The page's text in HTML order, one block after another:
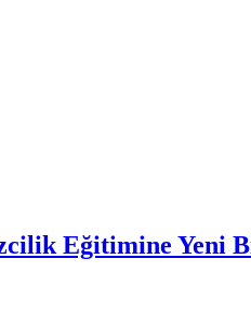
Eğitimine Yeni